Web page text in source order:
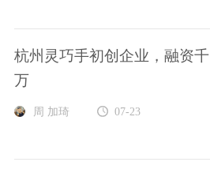
杭州灵巧手初创企业，融资千
万
周 加琦 07-23